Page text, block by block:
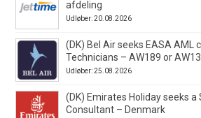
afdeling
Udløber: 20.08.2026
(DK) Bel Air seeks EASA AML
Technicians – AW189 or
Udløber: 25.08.2026
(DK) Emirates Holiday seeks a
Consultant – Denmark